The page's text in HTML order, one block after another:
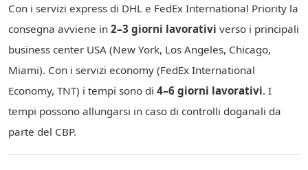
Con i servizi express di DHL e FedEx International Priority la
consegna avviene in 2–3 giorni lavorativi verso i principali
business center USA (New York, Los Angeles, Chicago,
Miami). Con i servizi economy (FedEx International
Economy, TNT) i tempi sono di 4–6 giorni lavorativi. I
tempi possono allungarsi in caso di controlli doganali da
parte del CBP.